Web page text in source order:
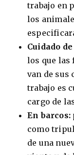
trabajo en
los
Cuidado
los que las
van de sus
trabajo es
cargo de
En barcos:
como
de una